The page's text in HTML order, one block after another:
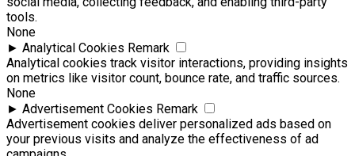
tools.
None
► Analytical Cookies Remark
Analytical cookies track visitor interactions, providing insights
on metrics like visitor count, bounce rate, and traffic sources.
None
► Advertisement Cookies Remark
Advertisement cookies deliver personalized ads based on
your previous visits and analyze the effectiveness of ad